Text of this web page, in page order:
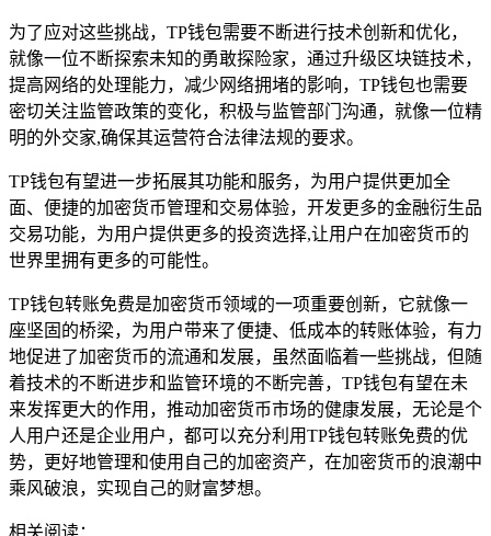
为了应对这些挑战，TP钱包需要不断进行技术创新和优化，
就像一位不断探索未知的勇敢探险家，通过升级区块链技术，
提高网络的处理能力，减少网络拥堵的影响，TP钱包也需要
密切关注监管政策的变化，积极与监管部门沟通，就像一位精
明的外交家,确保其运营符合法律法规的要求。
TP钱包有望进一步拓展其功能和服务，为用户提供更加全
面、便捷的加密货币管理和交易体验，开发更多的金融衍生品
交易功能，为用户提供更多的投资选择,让用户在加密货币的
世界里拥有更多的可能性。
TP钱包转账免费是加密货币领域的一项重要创新，它就像一
座坚固的桥梁，为用户带来了便捷、低成本的转账体验，有力
地促进了加密货币的流通和发展，虽然面临着一些挑战，但随
着技术的不断进步和监管环境的不断完善，TP钱包有望在未
来发挥更大的作用，推动加密货币市场的健康发展，无论是个
人用户还是企业用户，都可以充分利用TP钱包转账免费的优
势，更好地管理和使用自己的加密资产，在加密货币的浪潮中
乘风破浪，实现自己的财富梦想。
相关阅读：